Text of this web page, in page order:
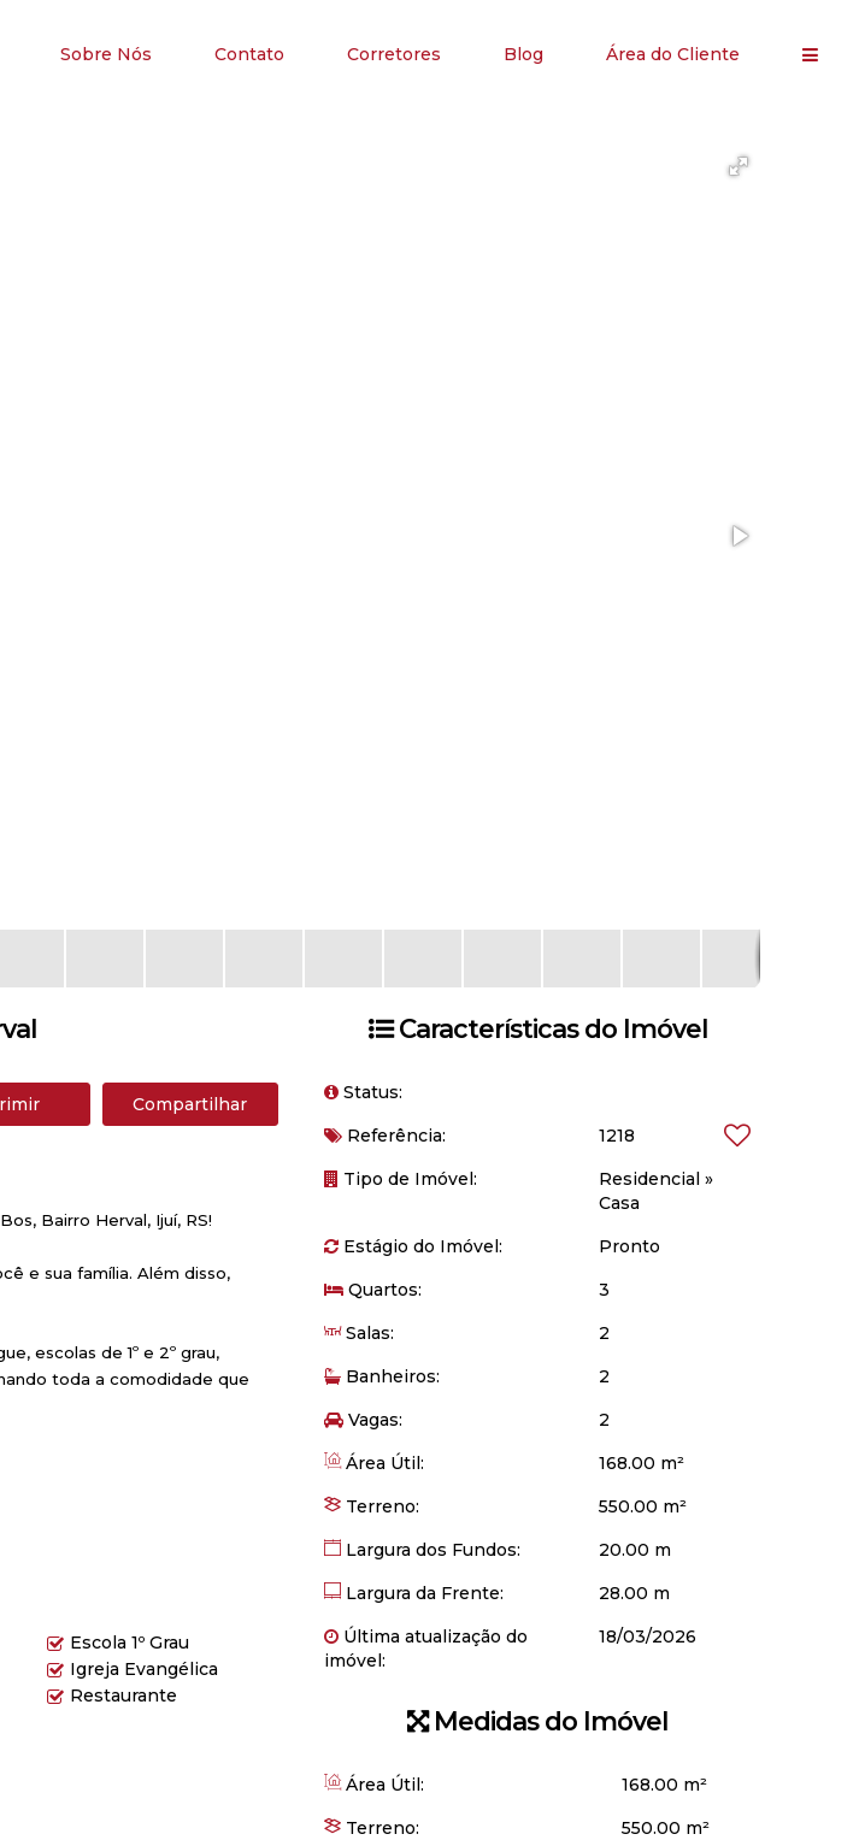
Sobre Nós Contato Corretores Blog Área do Cliente
Compartilhar
Bairro Herval, Ijuí, RS!
e sua família. Além disso,
escolas de 1º e 2º grau,
toda a comodidade que
pavimentação, piso frio e
sua visita agora mesmo!
Escola 1º Grau
Igreja Evangélica
Restaurante
Características do Imóvel
Status:
Referência:
1218
Tipo de Imóvel:
Residencial »
Casa
Estágio do Imóvel:
Pronto
Quartos:
3
Salas:
2
Banheiros:
2
Vagas:
2
Área Útil:
168.00 m²
Terreno:
550.00 m²
Largura dos Fundos:
20.00 m
Largura da Frente:
28.00 m
Última atualização do
imóvel:
18/03/2026
Medidas do Imóvel
Área Útil: 168.00 m²
Terreno:
550.00 m²